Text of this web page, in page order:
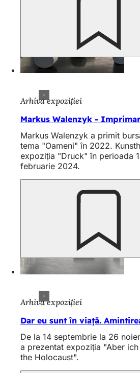
Arhiva expoziției
Markus Walenzyk -
Markus Walenzyk a primit
tema "Oameni" în 2022.
expoziția "Druck" în perioada
februarie 2024.
Arhiva expoziției
Dar eu sunt în viață.
De la 14 septembrie la 26
a prezentat expoziția "Aber
the Holocaust".